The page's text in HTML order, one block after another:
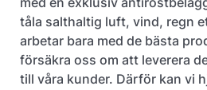
tåla salthaltig luft, vind, regn
arbetar bara med de bästa
försäkra oss om att leverera
till våra kunder. Därför kan vi